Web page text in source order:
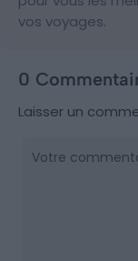
vos voyages.
0
Laisser un